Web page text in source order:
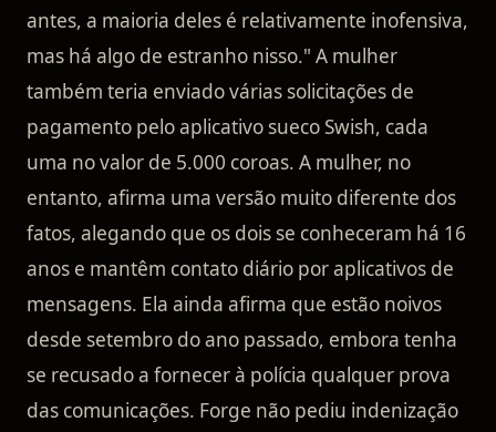
antes, a maioria deles é relativamente inofensiva,
mas há algo de estranho nisso." A mulher
também teria enviado várias solicitações de
pagamento pelo aplicativo sueco Swish, cada
uma no valor de 5.000 coroas. A mulher, no
entanto, afirma uma versão muito diferente dos
fatos, alegando que os dois se conheceram há 16
anos e mantêm contato diário por aplicativos de
mensagens. Ela ainda afirma que estão noivos
desde setembro do ano passado, embora tenha
se recusado a fornecer à polícia qualquer prova
das comunicações. Forge não pediu indenização